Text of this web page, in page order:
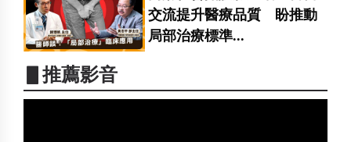
交流提升醫療品質 盼推動
局部治療標準...
▋推薦影音